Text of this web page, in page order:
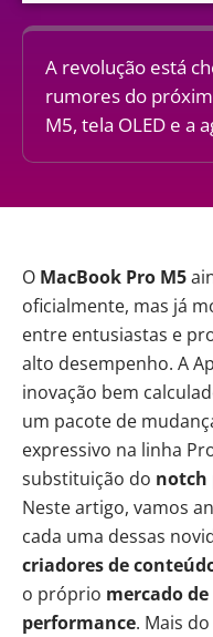
A revolução está
rumores do
M5, tela OLED e a
O MacBook Pro M5
oficialmente, mas já
entre entusiastas e
alto desempenho. A
inovação bem
um pacote de
expressivo na linha
substituição do notch
Neste artigo, vamos
cada uma dessas
criadores de
o próprio mercado
performance. Mais